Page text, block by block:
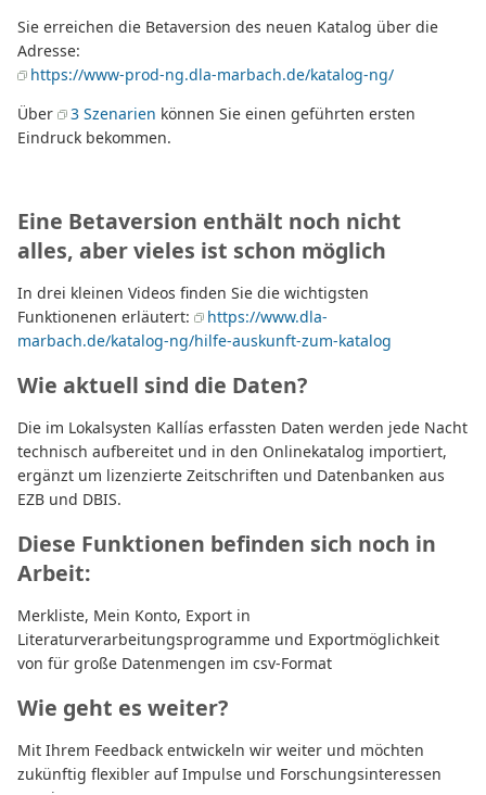
Sie erreichen die Betaversion des neuen Katalog über die
Adresse:
https://www-prod-ng.dla-marbach.de/katalog-ng/
Über
3 Szenarien können Sie einen geführten ersten
Eindruck bekommen.
Eine Betaversion enthält noch nicht
alles, aber vieles ist schon möglich
In drei kleinen Videos finden Sie die wichtigsten
Funktionenen erläutert:
https://www.dla-
marbach.de/katalog-ng/hilfe-auskunft-zum-katalog
Wie aktuell sind die Daten?
Die im Lokalsysten Kallías erfassten Daten werden jede Nacht
technisch aufbereitet und in den Onlinekatalog importiert,
ergänzt um lizenzierte Zeitschriften und Datenbanken aus
EZB und DBIS.
Diese Funktionen befinden sich noch in
Arbeit:
Merkliste, Mein Konto, Export in
Literaturverarbeitungsprogramme und Exportmöglichkeit
von für große Datenmengen im csv-Format
Wie geht es weiter?
Mit Ihrem Feedback entwickeln wir weiter und möchten
zukünftig flexibler auf Impulse und Forschungsinteressen